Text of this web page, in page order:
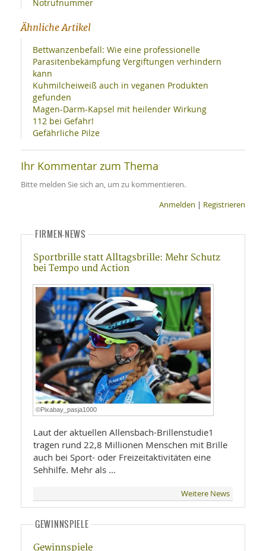
Notrufnummer
Ähnliche Artikel
Bettwanzenbefall: Wie eine professionelle
Parasitenbekämpfung Vergiftungen verhindern
kann
Kuhmilcheiweiß auch in veganen Produkten
gefunden
Magen-Darm-Kapsel mit heilender Wirkung
112 bei Gefahr!
Gefährliche Pilze
Ihr Kommentar zum Thema
Bitte melden Sie sich an, um zu kommentieren.
Anmelden | Registrieren
FIRMEN-NEWS
Sportbrille statt Alltagsbrille: Mehr Schutz
bei Tempo und Action
©Pixabay_pasja1000
Laut der aktuellen Allensbach-Brillenstudie1
tragen rund 22,8 Millionen Menschen mit Brille
auch bei Sport- oder Freizeitaktivitäten eine
Sehhilfe. Mehr als …
Weitere News
GEWINNSPIELE
Gewinnspiele